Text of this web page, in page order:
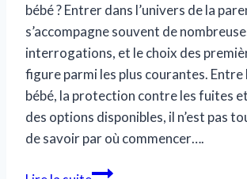
bébé ? Entrer dans l’univers de la
s’accompagne souvent de
interrogations, et le choix des
figure parmi les plus courantes.
bébé, la protection contre les fuites
des options disponibles, il n’est pas
de savoir par où commencer….
Comment